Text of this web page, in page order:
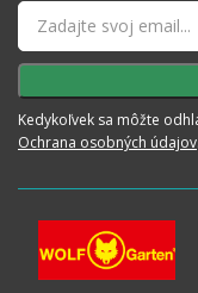
Kedykoľvek sa môžte
Ochrana osobných údajov